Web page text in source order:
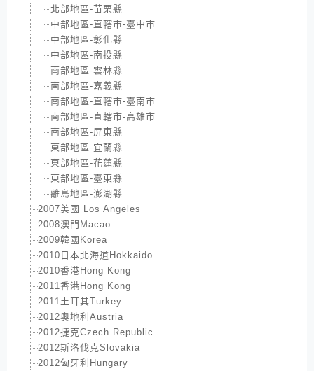
北部地區-苗栗縣
中部地區-直轄市-臺中市
中部地區-彰化縣
中部地區-南投縣
南部地區-雲林縣
南部地區-嘉義縣
南部地區-直轄市-臺南市
南部地區-直轄市-高雄市
南部地區-屏東縣
東部地區-宜蘭縣
東部地區-花蓮縣
東部地區-臺東縣
離島地區-澎湖縣
2007美國 Los Angeles
2008澳門Macao
2009韓國Korea
2010日本北海道Hokkaido
2010香港Hong Kong
2011香港Hong Kong
2011土耳其Turkey
2012奧地利Austria
2012捷克Czech Republic
2012斯洛伐克Slovakia
2012匈牙利Hungary